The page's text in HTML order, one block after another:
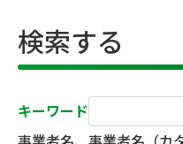
検索する
キーワード